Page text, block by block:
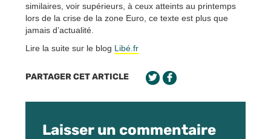
similaires, voir supérieurs, à ceux atteints au printemps
lors de la crise de la zone Euro, ce texte est plus que
jamais d’actualité.
Lire la suite sur le blog Libé.fr
PARTAGER CET ARTICLE
Laisser un commentaire